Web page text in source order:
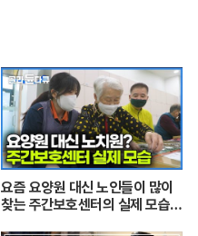
요즘 요양원 대신 노인들이 많이
찾는 주간보호센터의 실제 모습